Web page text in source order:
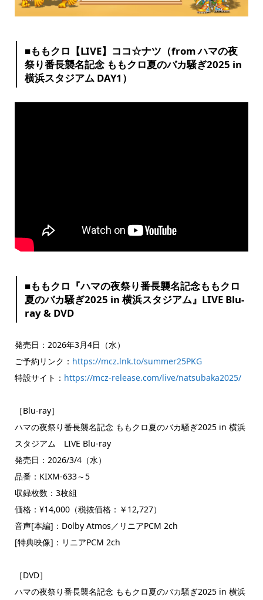
■ももクロ【LIVE】ココ☆ナツ（from ハマの夜
祭り番長襲名記念 ももクロ夏のバカ騒ぎ2025 in
横浜スタジアム DAY1）
■ももクロ『ハマの夜祭り番長襲名記念ももクロ
夏のバカ騒ぎ2025 in 横浜スタジアム』LIVE Blu-
ray & DVD
発売日：2026年3月4日（水）
ご予約リンク： https://mcz.lnk.to/summer25PKG
特設サイト： https://mcz-release.com/live/natsubaka2025/
［Blu-ray］
ハマの夜祭り番長襲名記念 ももクロ夏のバカ騒ぎ2025 in 横浜
スタジアム LIVE Blu-ray
発売日：2026/3/4（水）
品番：KIXM-633～5
収録枚数：3枚組
価格：¥14,000（税抜価格：￥12,727）
音声[本編]：Dolby Atmos／リニアPCM 2ch
[特典映像]：リニアPCM 2ch
［DVD］
ハマの夜祭り番長襲名記念 ももクロ夏のバカ騒ぎ2025 in 横浜